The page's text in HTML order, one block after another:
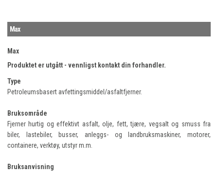
Max
Max
Produktet er utgått - vennligst kontakt din forhandler.
Type
Petroleumsbasert avfettingsmiddel/asfaltfjerner.
Bruksområde
Fjerner hurtig og effektivt asfalt, olje, fett, tjære, vegsalt og smuss fra
biler, lastebiler, busser, anleggs- og landbruksmaskiner, motorer,
containere, verktøy, utstyr m.m.
Bruksanvisning